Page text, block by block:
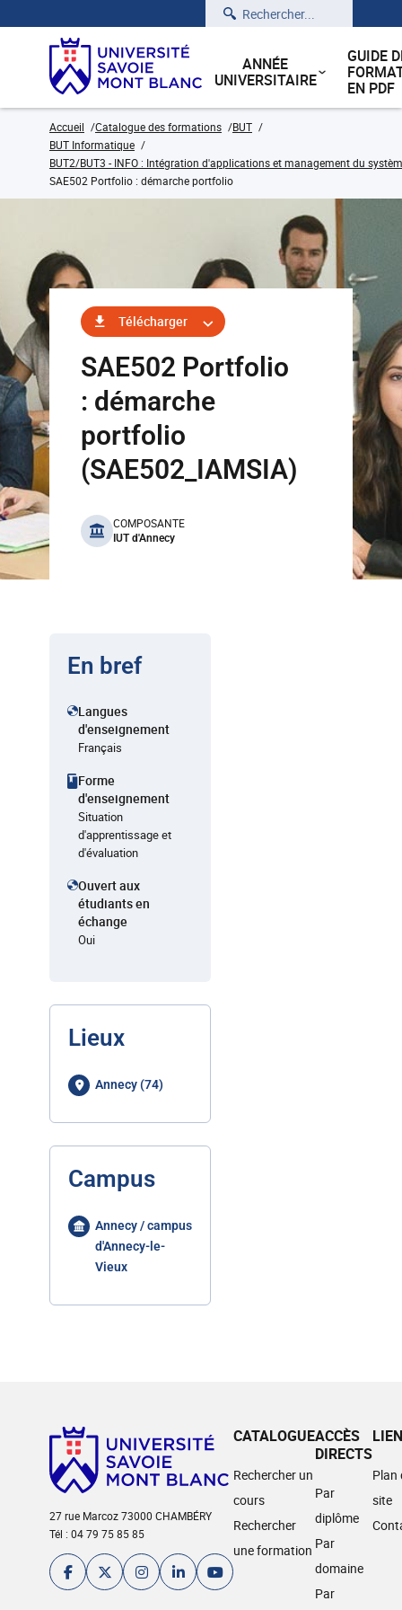
Rechercher
ANNÉE
UNIVERSITAIRE
GUIDE
EN PDF
Accueil Catalogue des formations
BUT
BUT Informatique
BUT2/BUT3 - INFO : Intégration d'applications et management du
SAE502 Portfolio : démarche portfolio
Télécharger
SAE502 Portfolio
: démarche
portfolio
(SAE502_IAMSIA)
benefits
COMPOSANTE
IUT d'Annecy
En bref
Langues
d'enseignement
Français
Forme
d'enseignement
Situation
d'apprentissage et
d'évaluation
Ouvert aux
étudiants en
échange
Oui
Lieux
Annecy (74)
Campus
Annecy / campus
d'Annecy-le-
Vieux
27 rue Marcoz 73000 CHAMBÉRY
Tél : 04 79 75 85 85
CATALOGUE
Rechercher un
cours
Rechercher
une formation
ACCÈS
DIRECTS
Par
diplôme
Par
domaine
Par
Plan
site